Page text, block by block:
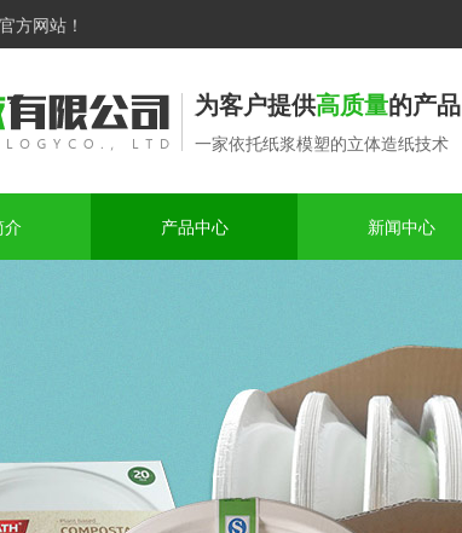
方网站！
为客户提供高质量的产品
一家依托纸浆模塑的立体造纸技术
产品中心 新闻中心